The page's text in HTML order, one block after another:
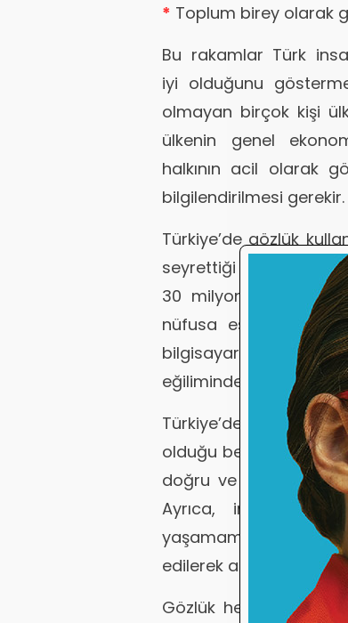
* Toplum birey olarak
Bu rakamlar Türk
iyi olduğunu
olmayan birçok kişi
ülkenin genel
halkının acil olarak
bilgilendirilmesi gerekir.
Türkiye’de gözlük
seyrettiği görülmektedir.
30 milyon kişi olduğu
nüfusa eşit şekilde
bilgisayar
eğilimindedir.
Türkiye’de yılda
olduğu belirtilmektedir.
doğru ve yeterli
Ayrıca, internetten
yaşamaması adına
edilerek almasında
Gözlük her ne kadar